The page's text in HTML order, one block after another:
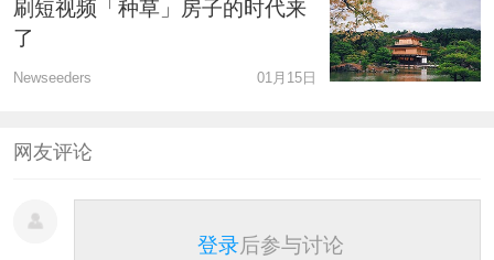
刷短视频「种草」房子的时代来
了
Newseeders 01月15日
网友评论
登录后参与讨论